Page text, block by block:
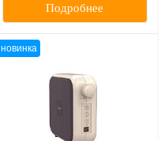
Подробнее
новинка